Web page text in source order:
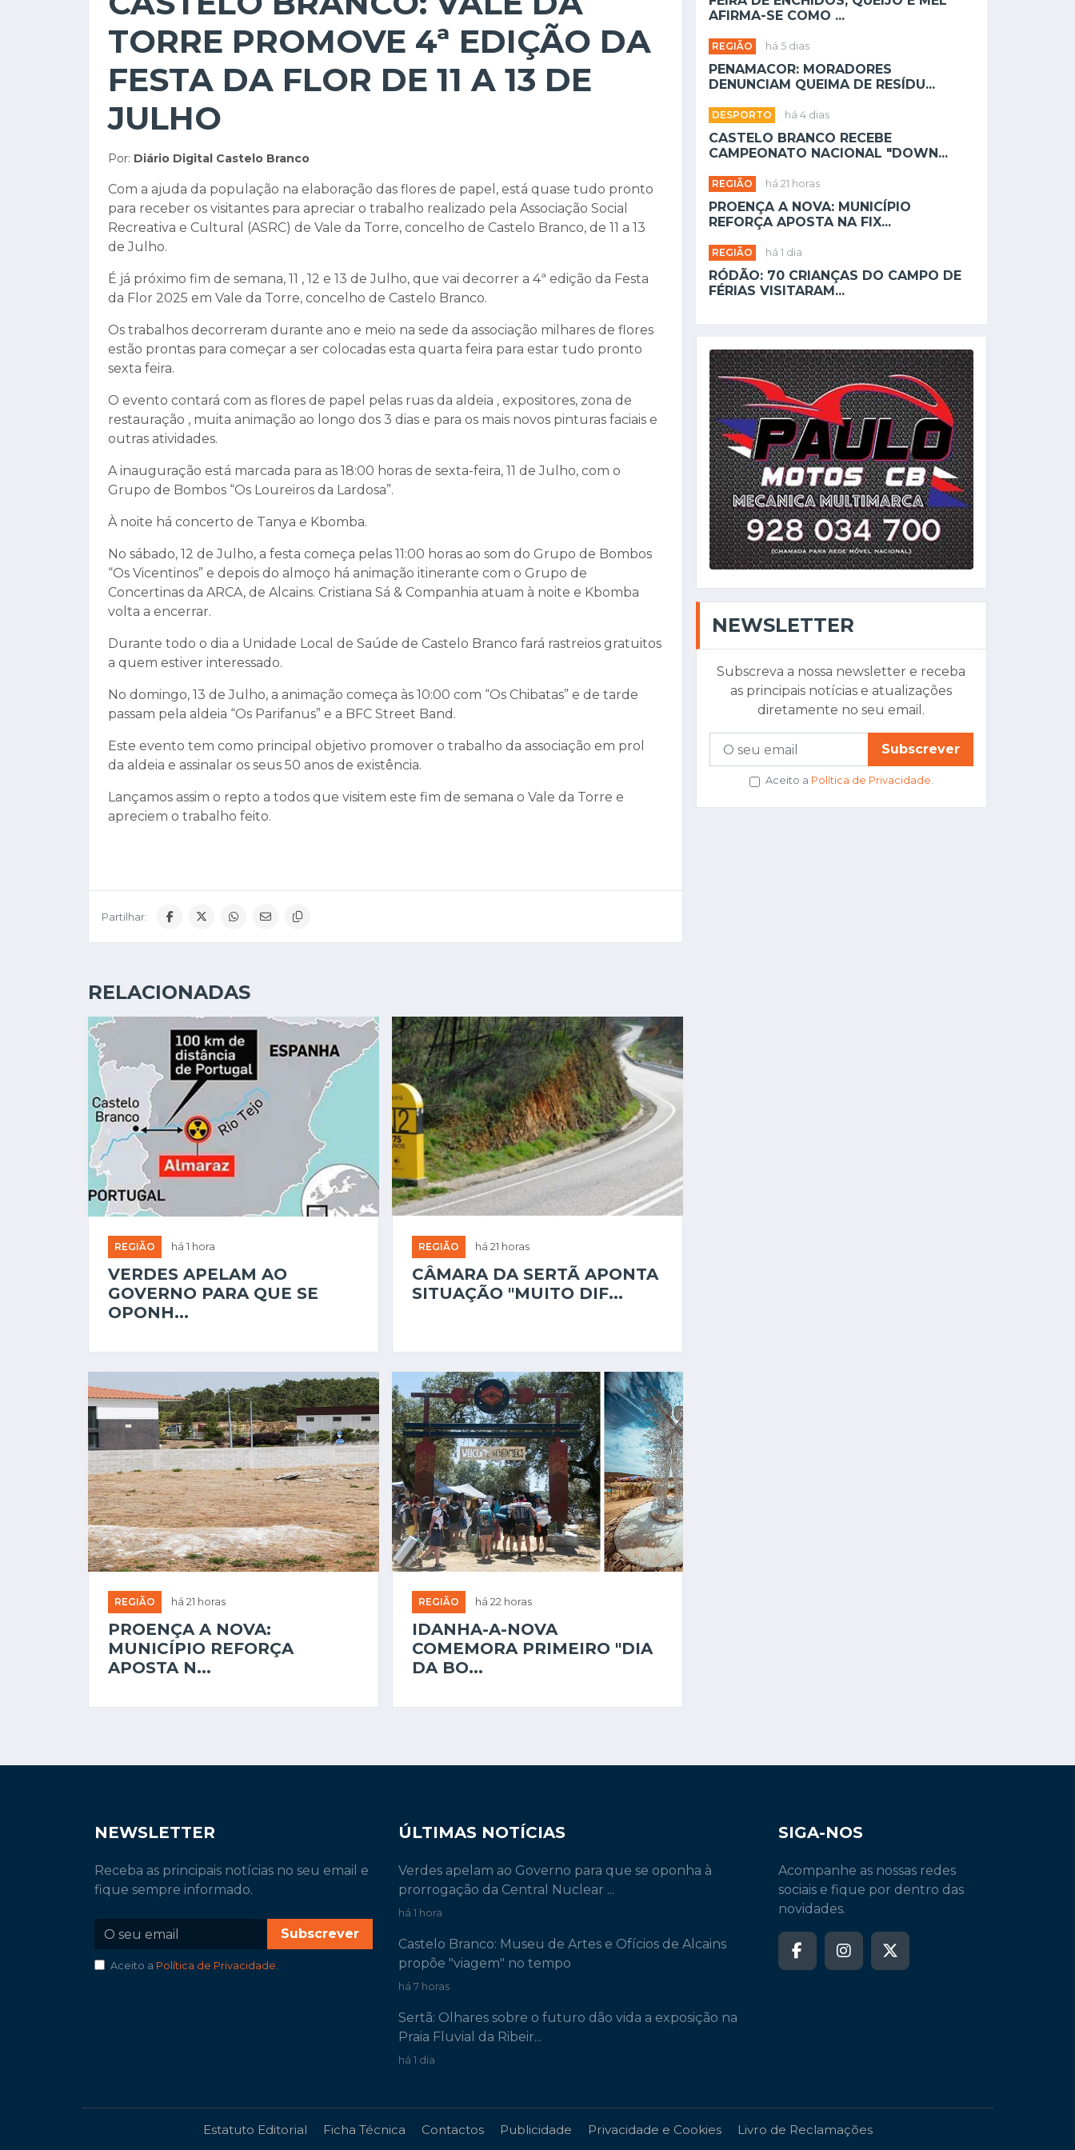
TORRE PROMOVE 4ª EDIÇÃO DA
FESTA DA FLOR DE 11 A 13 DE
JULHO
Por: Diário Digital Castelo Branco
Com a ajuda da população na elaboração das flores de papel, está quase tudo pronto
para receber os visitantes para apreciar o trabalho realizado pela Associação Social
Recreativa e Cultural (ASRC) de Vale da Torre, concelho de Castelo Branco, de 11 a 13
de Julho.
É já próximo fim de semana, 11 , 12 e 13 de Julho, que vai decorrer a 4ª edição da Festa
da Flor 2025 em Vale da Torre, concelho de Castelo Branco.
Os trabalhos decorreram durante ano e meio na sede da associação milhares de flores
estão prontas para começar a ser colocadas esta quarta feira para estar tudo pronto
sexta feira.
O evento contará com as flores de papel pelas ruas da aldeia , expositores, zona de
restauração , muita animação ao longo dos 3 dias e para os mais novos pinturas faciais e
outras atividades.
A inauguração está marcada para as 18:00 horas de sexta-feira, 11 de Julho, com o
Grupo de Bombos “Os Loureiros da Lardosa”.
À noite há concerto de Tanya e Kbomba.
No sábado, 12 de Julho, a festa começa pelas 11:00 horas ao som do Grupo de Bombos
“Os Vicentinos” e depois do almoço há animação itinerante com o Grupo de
Concertinas da ARCA, de Alcains. Cristiana Sá & Companhia atuam à noite e Kbomba
volta a encerrar.
Durante todo o dia a Unidade Local de Saúde de Castelo Branco fará rastreios gratuitos
a quem estiver interessado.
No domingo, 13 de Julho, a animação começa às 10:00 com “Os Chibatas” e de tarde
passam pela aldeia “Os Parifanus” e a BFC Street Band.
Este evento tem como principal objetivo promover o trabalho da associação em prol
da aldeia e assinalar os seus 50 anos de existência.
Lançamos assim o repto a todos que visitem este fim de semana o Vale da Torre e
apreciem o trabalho feito.
Partilhar:
RELACIONADAS
REGIÃO há 1 hora
VERDES APELAM AO
GOVERNO PARA QUE SE
OPONH...
REGIÃO há 21 horas
CÂMARA DA SERTÃ APONTA
SITUAÇÃO "MUITO DIF...
REGIÃO há 21 horas
PROENÇA A NOVA:
MUNICÍPIO REFORÇA
APOSTA N...
REGIÃO há 22 horas
IDANHA-A-NOVA
COMEMORA PRIMEIRO "DIA
DA BO...
AFIRMA-SE COMO ...
REGIÃO há 5 dias
PENAMACOR: MORADORES
DENUNCIAM QUEIMA DE RESÍDU...
DESPORTO há 4 dias
CASTELO BRANCO RECEBE
CAMPEONATO NACIONAL "DOWN...
REGIÃO há 21 horas
PROENÇA A NOVA: MUNICÍPIO
REFORÇA APOSTA NA FIX...
REGIÃO há 1 dia
RÓDÃO: 70 CRIANÇAS DO CAMPO DE
FÉRIAS VISITARAM...
NEWSLETTER
Subscreva a nossa newsletter e receba
as principais notícias e atualizações
diretamente no seu email.
Subscrever
Aceito a Política de Privacidade.
NEWSLETTER
Receba as principais notícias no seu email e
fique sempre informado.
Subscrever
Aceito a Política de Privacidade.
ÚLTIMAS NOTÍCIAS
Verdes apelam ao Governo para que se oponha à
prorrogação da Central Nuclear ...
há 1 hora
Castelo Branco: Museu de Artes e Ofícios de Alcains
propõe "viagem" no tempo
há 7 horas
Sertã: Olhares sobre o futuro dão vida a exposição na
Praia Fluvial da Ribeir...
há 1 dia
SIGA-NOS
Acompanhe as nossas redes
sociais e fique por dentro das
novidades.
Estatuto Editorial Ficha Técnica Contactos Publicidade Privacidade e Cookies Livro de Reclamações